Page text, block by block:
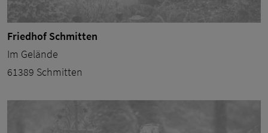
Friedhof Schmitten
Im Gelände
61389 Schmitten